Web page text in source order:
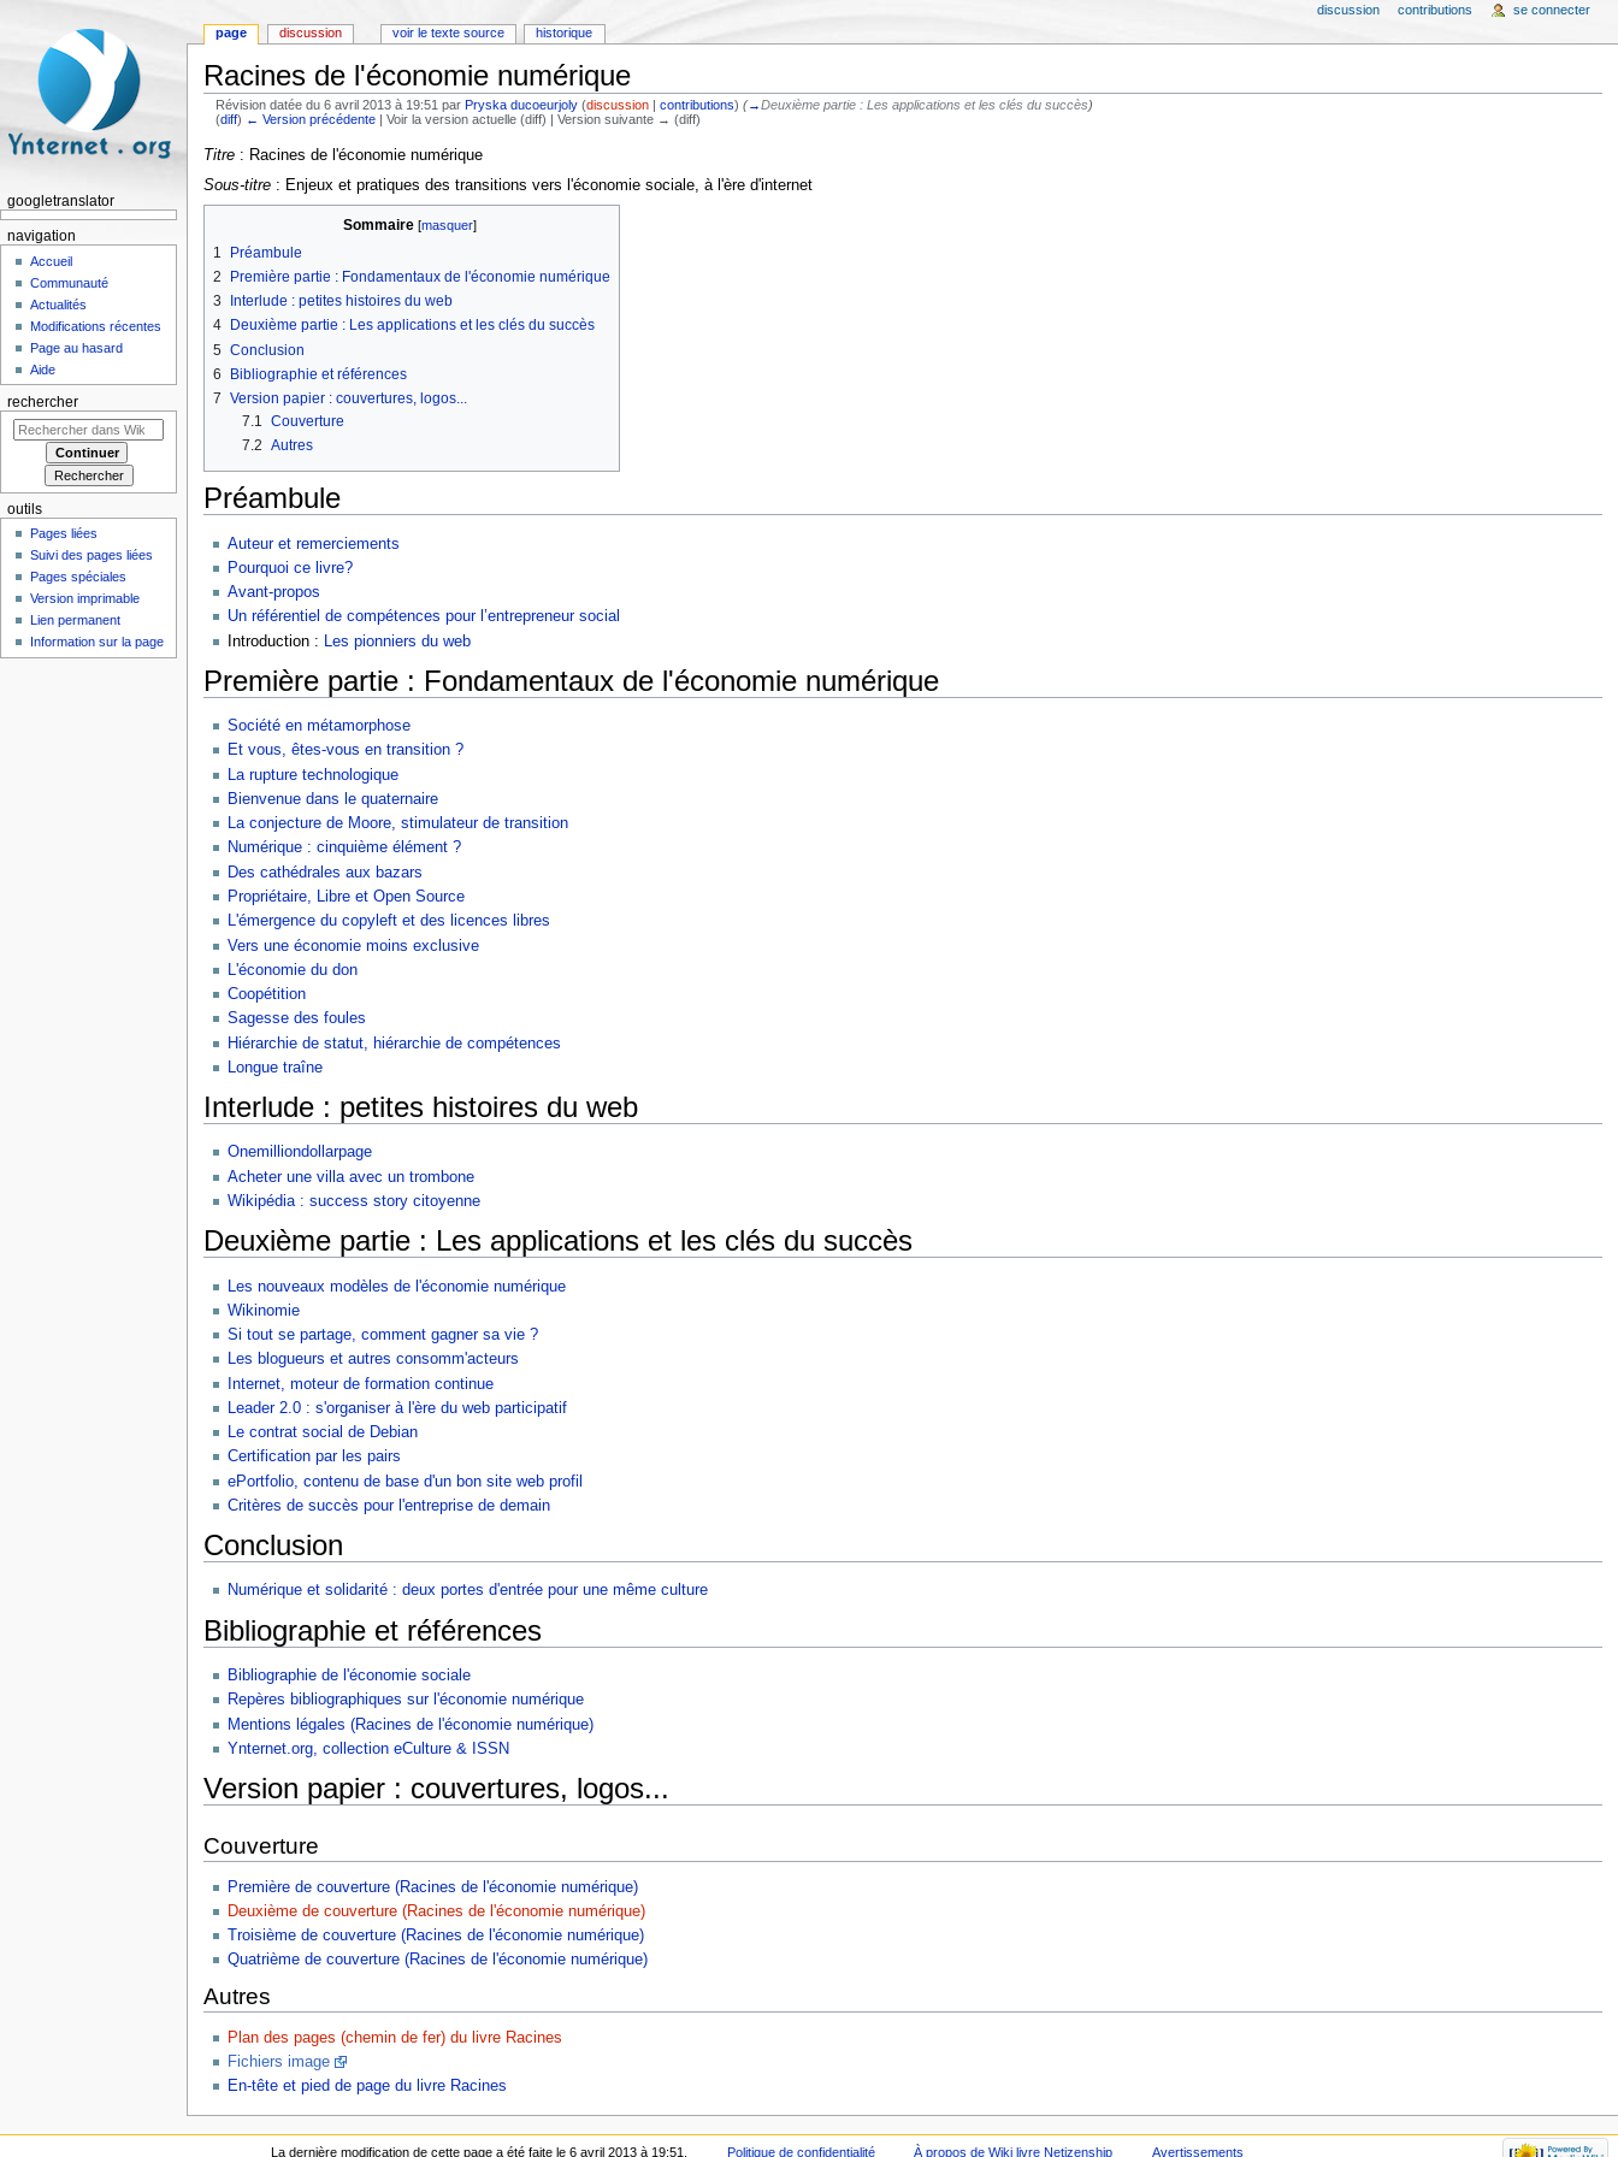
Racines de l'économie numérique
Révision datée du 6 avril 2013 à 19:51 parPryska ducoeurjoly (discussion |contributions) (→Deuxième partie : Les applications et les clés du succès)
(diff) ← Version précédente | Voir la version actuelle (diff) | Version suivante → (diff)
Titre: Racines de l'économie numérique
Sous-titre: Enjeux et pratiques des transitions vers l'économie sociale, à l'ère d'internet
Sommaire[masquer]
1
Préambule
2
Première partie : Fondamentaux de l'économie numérique
3
Interlude : petites histoires du web
4
Deuxième partie : Les applications et les clés du succès
5 Conclusion
6
Bibliographie et références
7 Version papier : couvertures, logos...
7.1 Couverture
7.2 Autres
Préambule
Auteur et remerciements
Pourquoi ce livre?
Avant-propos
Un référentiel de compétences pour l’entrepreneur social
Introduction :
Les pionniers du web
Première partie : Fondamentaux de l'économie numérique
Société en métamorphose
Et vous, êtes-vous en transition ?
La rupture technologique
Bienvenue dans le quaternaire
La conjecture de Moore, stimulateur de transition
Numérique : cinquième élément ?
Des cathédrales aux bazars
Propriétaire, Libre et Open Source
L'émergence du copyleft et des licences libres
Vers une économie moins exclusive
L'économie du don
Coopétition
Sagesse des foules
Hiérarchie de statut, hiérarchie de compétences
Longue traîne
Interlude : petites histoires du web
Onemilliondollarpage
Acheter une villa avec un trombone
Wikipédia : success story citoyenne
Deuxième partie : Les applications et les clés du succès
Les nouveaux modèles de l'économie numérique
Wikinomie
Si tout se partage, comment gagner sa vie ?
Les blogueurs et autres consomm'acteurs
Internet, moteur de formation continue
Leader 2.0 : s'organiser à l'ère du web participatif
Le contrat social de Debian
Certification par les pairs
ePortfolio, contenu de base d'un bon site web profil
Critères de succès pour l'entreprise de demain
Conclusion
Numérique et solidarité : deux portes d'entrée pour une même culture
Bibliographie et références
Bibliographie de l'économie sociale
Repères bibliographiques sur l'économie numérique
Mentions légales (Racines de l'économie numérique)
Ynternet.org, collection eCulture & ISSN
Version papier : couvertures, logos...
Couverture
Première de couverture (Racines de l'économie numérique)
Deuxième de couverture (Racines de l'économie numérique)
Troisième de couverture (Racines de l'économie numérique)
Quatrième de couverture (Racines de l'économie numérique)
Autres
Plan des pages (chemin de fer) du livre Racines
Fichiers image
En-tête et pied de page du livre Racines
page discussion voir le texte source historique
discussion contributions se connecter
googletranslator
navigation
Accueil
Communauté
Actualités
Modifications récentes
Page au hasard
Aide
rechercher
outils
Pages liées
Suivi des pages liées
Pages spéciales
Version imprimable
Lien permanent
Information sur la page
La dernière modification de cette page a été faite le 6 avril 2013 à 19:51. Politique de confidentialité À propos de Wiki livre Netizenship Avertissements